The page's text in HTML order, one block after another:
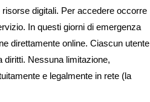
digitali. Per accedere occorre
In questi giorni di emergenza
direttamente online. Ciascun utente
diritti. Nessuna limitazione,
e legalmente in rete (la